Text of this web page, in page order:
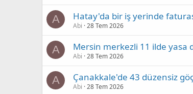
A Hatay'da bir iş yerinde
Abi 28 Tem 2026
A Mersin merkezli 11 ilde yasa
Abi 28 Tem 2026
A Çanakkale'de 43 düzensiz
Abi 28 Tem 2026